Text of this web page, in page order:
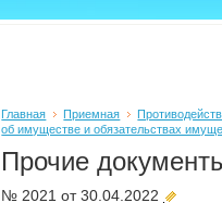
Главная Приемная
об имуществе и обязательствах
Прочие
№ 2021 от 30.04.2022